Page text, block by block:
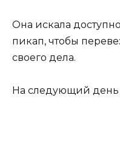
Она искала
пикап, чтобы
своего дела.
На следующий день